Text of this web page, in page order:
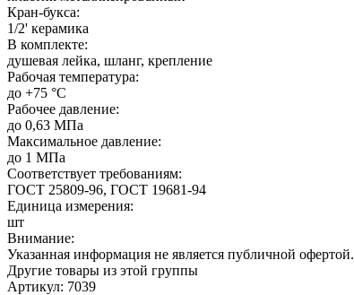
Кран-букса:
1/2' керамика
В комплекте:
душевая лейка, шланг, крепление
Рабочая температура:
до +75 °C
Рабочее давление:
до 0,63 МПа
Максимальное давление:
до 1 МПа
Соответствует требованиям:
ГОСТ 25809-96, ГОСТ 19681-94
Единица измерения:
шт
Внимание:
Указанная информация не является публичной офертой.
Другие товары из этой группы
Артикул: 7039